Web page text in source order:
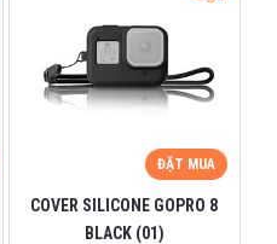
ĐẶT MUA
COVER SILICONE GOPRO 8
BLACK (01)